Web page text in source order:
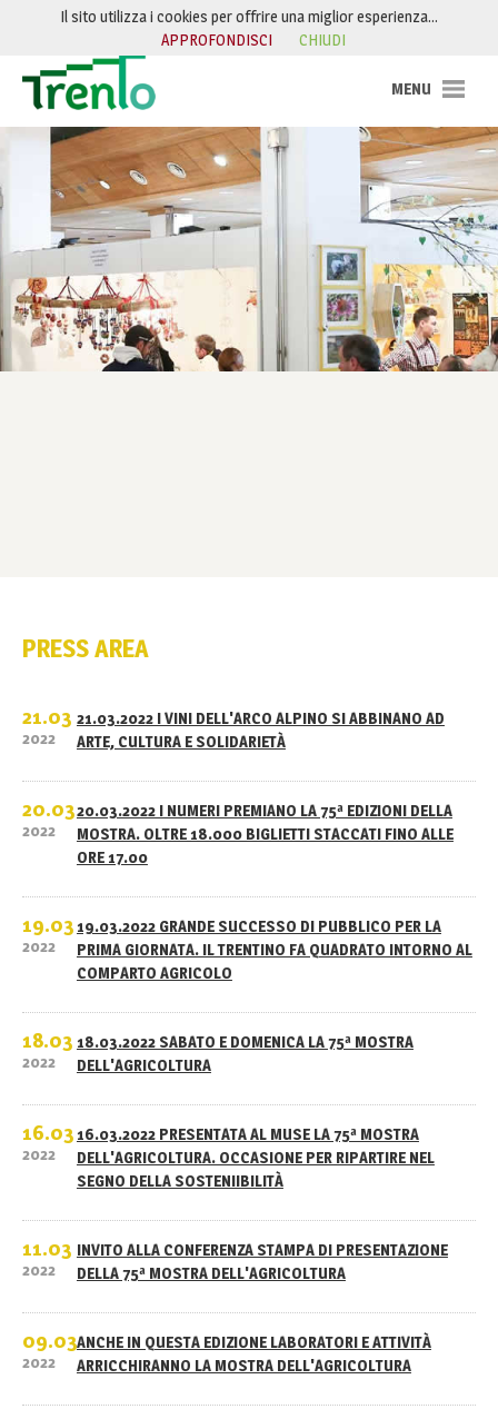
Salta al contenuto
PRESS AREA
21.03
2022
21.03.2022 I VINI DELL'ARCO ALPINO SI ABBINANO AD
ARTE, CULTURA E SOLIDARIETÀ
20.03
2022
20.03.2022 I NUMERI PREMIANO LA 75ª EDIZIONI DELLA
MOSTRA. OLTRE 18.000 BIGLIETTI STACCATI FINO ALLE
ORE 17.00
19.03
2022
19.03.2022 GRANDE SUCCESSO DI PUBBLICO PER LA
PRIMA GIORNATA. IL TRENTINO FA QUADRATO INTORNO AL
COMPARTO AGRICOLO
18.03
2022
18.03.2022 SABATO E DOMENICA LA 75ª MOSTRA
DELL'AGRICOLTURA
16.03
2022
16.03.2022 PRESENTATA AL MUSE LA 75ª MOSTRA
DELL'AGRICOLTURA. OCCASIONE PER RIPARTIRE NEL
SEGNO DELLA SOSTENIIBILITÀ
11.03
2022
INVITO ALLA CONFERENZA STAMPA DI PRESENTAZIONE
DELLA 75ª MOSTRA DELL'AGRICOLTURA
09.03
2022
ANCHE IN QUESTA EDIZIONE LABORATORI E ATTIVITÀ
ARRICCHIRANNO LA MOSTRA DELL'AGRICOLTURA
Il sito utilizza i cookies per offrire una miglior esperienza…
APPROFONDISCI
CHIUDI